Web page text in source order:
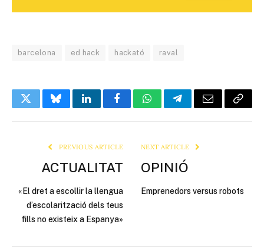
barcelona ed hack hackató raval
TwitterBlueskyLinkedInFacebookWhatsAppTelegramEmail Copy
PREVIOUS ARTICLE
ACTUALITAT
«El dret a escollir la llengua
d’escolarització dels teus
fills no existeix a Espanya»
NEXT ARTICLE
OPINIÓ
Emprenedors versus robots